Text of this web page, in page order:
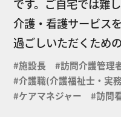
です。ご自宅では難
介護・看護サービス
過ごしいただくため
#施設長 #訪問介護管理
#介護職(介護福祉士・
#ケアマネジャー #訪問